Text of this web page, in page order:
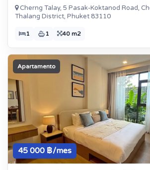
Cherng Talay, 5 Pasak-Koktanod Road,
Thalang District, Phuket 83110
1 1 40 m2
Apartamento
45 000 ฿/mes